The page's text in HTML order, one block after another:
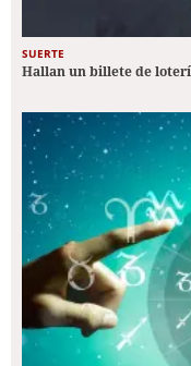
SUERTE
Hallan un billete de